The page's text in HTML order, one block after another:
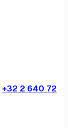
+32 2 640 72